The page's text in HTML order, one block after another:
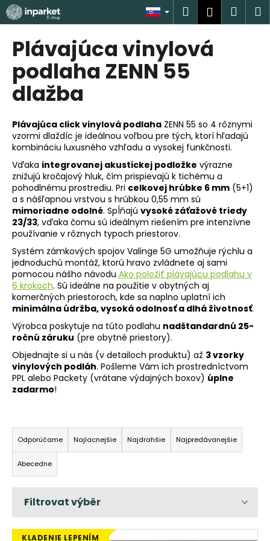
Prejsť
na
obsah
Hľadať
Plávajúca vinylová
podlaha ZENN 55
dlažba
Plávajúca click vinylová podlaha ZENN 55 so 4 rôznymi
vzormi dlaždíc je ideálnou voľbou pre tých, ktorí hľadajú
kombináciu luxusného vzhľadu a vysokej funkčnosti.
Vďaka integrovanej akustickej podložke výrazne
znižujú kročajový hluk, čím prispievajú k tichému a
pohodlnému prostrediu. Pri celkovej hrúbke 6 mm (5+1)
a s nášľapnou vrstvou s hrúbkou 0,55 mm sú
mimoriadne odolné. Spĺňajú vysoké záťažové triedy
23/33, vďaka čomu sú ideálnym riešením pre intenzívne
používanie v rôznych typoch priestorov.
Systém zámkových spojov Valinge 5G umožňuje rýchlu a
jednoduchú montáž, ktorú hravo zvládnete aj sami
pomocou nášho návodu Ako položiť plávajúcu podlahu v
6 krokoch. Sú ideálne na použitie v obytných aj
komerčných priestoroch, kde sa naplno uplatní ich
minimálna údržba, vysoká odolnosť a dlhá životnosť.
Výrobca poskytuje na túto podlahu nadštandardnú 25-
ročnú záruku (pre obytné priestory).
Objednajte si u nás (v detailoch produktu) až 3 vzorky
vinylových podláh. Pošleme Vám ich prostredníctvom
PPL alebo Packety (vrátane výdajných boxov) úplne
zadarmo!
R
a
d
e
n
e
p
Odporúčame Najlacnejšie Najdrahšie Najpredávanejšie
Abecedne
VKLADENIE LEPENÍM
K
o
Č
o
p
t
r
e
b
u
j
e
t
e
n
á
j
s
ť
?
O
d
p
r
ú